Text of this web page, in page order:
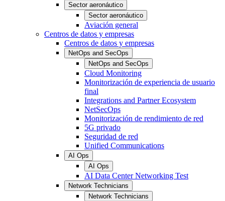
Sector aeronáutico
Sector aeronáutico
Aviación general
Centros de datos y empresas
Centros de datos y empresas
NetOps and SecOps
NetOps and SecOps
Cloud Monitoring
Monitorización de experiencia de usuario
final
Integrations and Partner Ecosystem
NetSecOps
Monitorización de rendimiento de red
5G privado
Seguridad de red
Unified Communications
AI Ops
AI Ops
AI Data Center Networking Test
Network Technicians
Network Technicians